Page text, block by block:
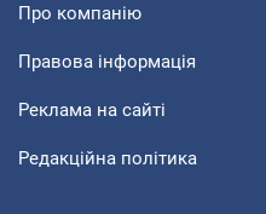
Про компанію
Правова інформація
Реклама на сайті
Редакційна політика